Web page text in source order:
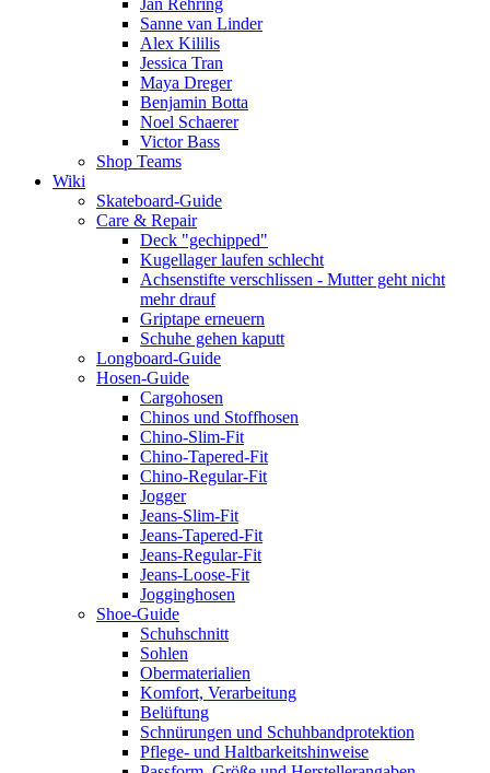
Jan Rehring
Sanne van Linder
Alex Kililis
Jessica Tran
Maya Dreger
Benjamin Botta
Noel Schaerer
Victor Bass
Shop Teams
Wiki
Skateboard-Guide
Care & Repair
Deck "gechipped"
Kugellager laufen schlecht
Achsenstifte verschlissen - Mutter geht nicht
mehr drauf
Griptape erneuern
Schuhe gehen kaputt
Longboard-Guide
Hosen-Guide
Cargohosen
Chinos und Stoffhosen
Chino-Slim-Fit
Chino-Tapered-Fit
Chino-Regular-Fit
Jogger
Jeans-Slim-Fit
Jeans-Tapered-Fit
Jeans-Regular-Fit
Jeans-Loose-Fit
Jogginghosen
Shoe-Guide
Schuhschnitt
Sohlen
Obermaterialien
Komfort, Verarbeitung
Belüftung
Schnürungen und Schuhbandprotektion
Pflege- und Haltbarkeitshinweise